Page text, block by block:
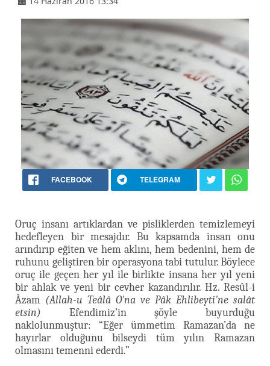
FACEBOOK TELEGRAM
Oruç insanı artıklardan ve pisliklerden temizlemeyi
hedefleyen bir mesajdır. Bu kapsamda insan onu
arındırıp eğiten ve hem aklını, hem bedenini, hem de
ruhunu geliştiren bir operasyona tabi tutulur. Böylece
oruç ile geçen her yıl ile birlikte insana her yıl yeni
bir ahlak ve yeni bir cevher kazandırılır. Hz. Resûl-i
Âzam (Allah-u Teâlâ O'na ve Pâk Ehlibeyti'ne salât
etsin) Efendimiz’in şöyle buyurduğu
naklolunmuştur: “Eğer ümmetim Ramazan’da ne
hayırlar olduğunu bilseydi tüm yılın Ramazan
olmasını temenni ederdi.”